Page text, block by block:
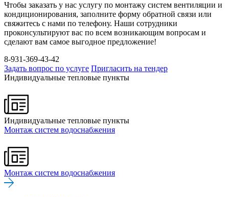
Чтобы заказать у нас услугу по монтажу систем вентиляции и
кондиционирования, заполните форму обратной связи или
свяжитесь с нами по телефону. Наши сотрудники
проконсультируют вас по всем возникающим вопросам и
сделают вам самое выгодное предложение!
8-931-369-43-42
Задать вопрос по услуге Пригласить на тендер
Индивидуальные тепловые пункты
Индивидуальные тепловые пункты
Монтаж систем водоснабжения
Монтаж систем водоснабжения